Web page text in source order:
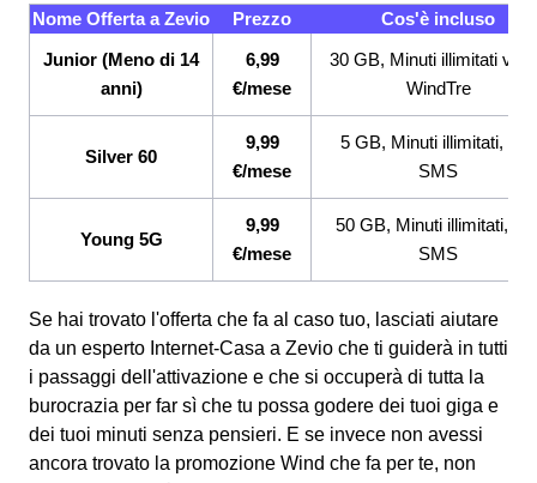
Nome Offerta a Zevio Prezzo
Cos'è incluso
Junior (Meno di 14
anni)
6,99
€/mese
30 GB, Minuti illimitati
WindTre
Silver 60
9,99
€/mese
5 GB, Minuti illimitati, 200
SMS
Young 5G
9,99
€/mese
50 GB, Minuti illimitati,
SMS
Se hai trovato l'offerta che fa al caso tuo, lasciati aiutare
da un esperto Internet-Casa a Zevio che ti guiderà in tutti
i passaggi dell'attivazione e che si occuperà di tutta la
burocrazia per far sì che tu possa godere dei tuoi giga e
dei tuoi minuti senza pensieri. E se invece non avessi
ancora trovato la promozione Wind che fa per te, non